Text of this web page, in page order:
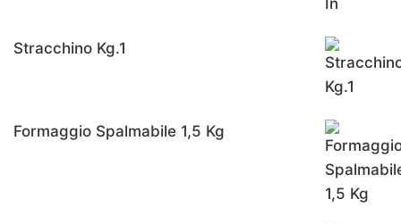
Stracchino Kg.1
Formaggio Spalmabile 1,5 Kg